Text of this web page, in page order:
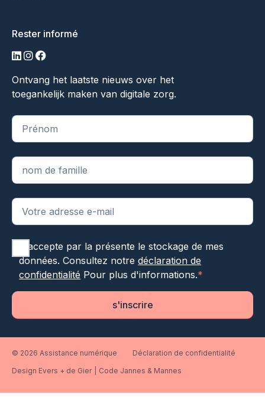
Rester informé
LinkedIn
Instagram
Facebook
Ontvang het laatste nieuws over het
toegankelijk maken van digitale zorg.
"*" indique les champs obligatoires
J'accepte par la présente le stockage de mes
données. Consultez notredéclaration de
confidentialité Pour plus d'informations.*
s'inscrire
© 2026 Assistance numérique
Déclaration de confidentialité
Design Evers + de Gier
Code Jannes & Mannes